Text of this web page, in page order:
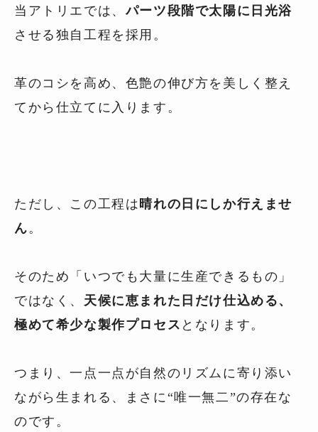
当アトリエでは、パーツ段階で太陽に日光浴
させる独自工程を採用。
革のコシを高め、色艶の伸び方を美しく整え
てから仕立てに入ります。
ただし、この工程は 晴れの日にしか行えませ
ん 。
そのため「いつでも大量に生産できるもの」
ではなく、 天候に恵まれた日だけ仕込める、
極めて希少な製作プロセス となります。
つまり、一点一点が自然のリズムに寄り添い
ながら生まれる、まさに“唯一無二”の存在な
のです。